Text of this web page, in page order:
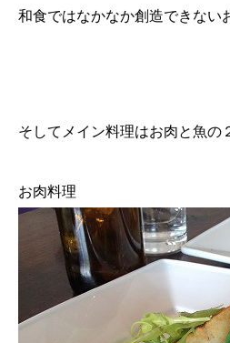
和食ではなかなか創造できない
そしてメイン料理はお肉と魚の
お肉料理